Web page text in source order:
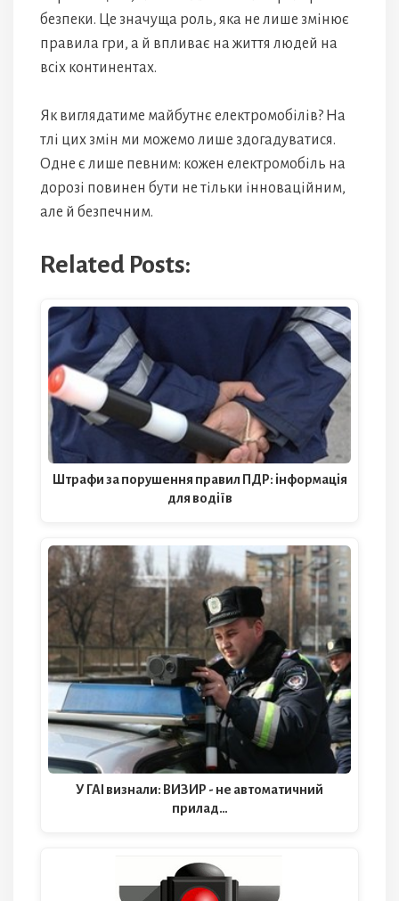
безпеки. Це значуща роль, яка не лише змінює
правила гри, а й впливає на життя людей на
всіх континентах.
Як виглядатиме майбутнє електромобілів? На
тлі цих змін ми можемо лише здогадуватися.
Одне є лише певним: кожен електромобіль на
дорозі повинен бути не тільки інноваційним,
але й безпечним.
Related Posts:
Штрафи за порушення правил ПДР: інформація
для водіїв
У ГАІ визнали: ВИЗИР - не автоматичний
прилад…